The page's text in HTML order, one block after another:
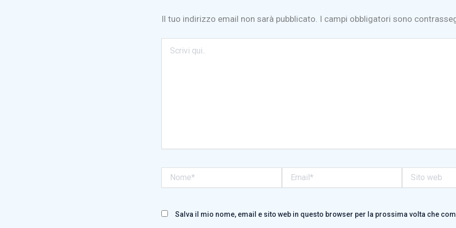
Il tuo indirizzo email non sarà pubblicato. I campi obbligatori sono
qui..
web
Salva il mio nome, email e sito web in questo browser per la prossima volta che